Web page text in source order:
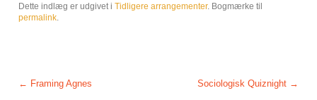
Dette indlæg er udgivet i Tidligere arrangementer. Bogmærke til
permalink
Post navigation Sociologisk Quiznight →
← Framing Agnes